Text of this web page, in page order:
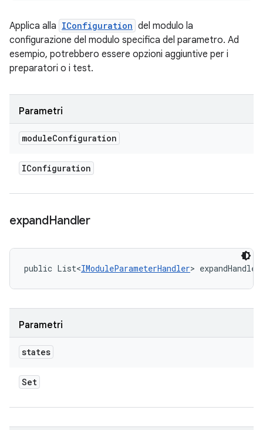
Applica alla IConfiguration del modulo la
configurazione del modulo specifica del parametro. Ad
esempio, potrebbero essere opzioni aggiuntive per i
preparatori o i test.
Parametri
moduleConfiguration
IConfiguration
expandHandler
public List<IModuleParameterHandler>
Parametri
states
Set